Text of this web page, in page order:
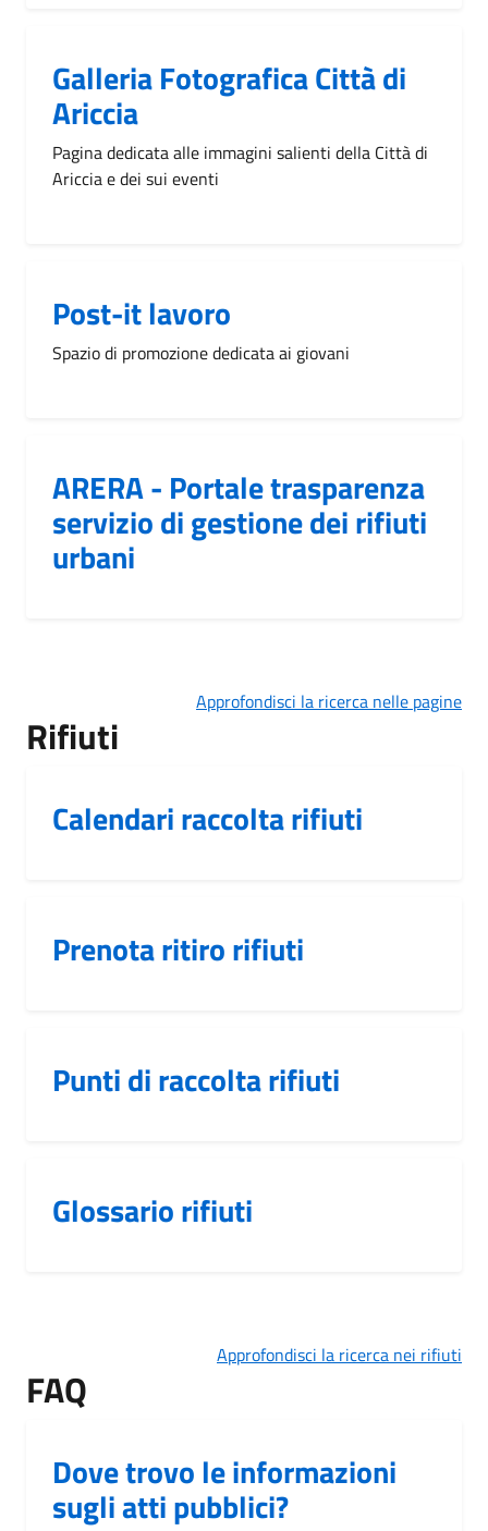
Galleria Fotografica Città di
Ariccia
Pagina dedicata alle immagini salienti della Città di
Ariccia e dei sui eventi
Post-it lavoro
Spazio di promozione dedicata ai giovani
ARERA - Portale trasparenza
servizio di gestione dei rifiuti
urbani
Approfondisci la ricerca nelle pagine
Rifiuti
Calendari raccolta rifiuti
Prenota ritiro rifiuti
Punti di raccolta rifiuti
Glossario rifiuti
Approfondisci la ricerca nei rifiuti
FAQ
Dove trovo le informazioni
sugli atti pubblici?